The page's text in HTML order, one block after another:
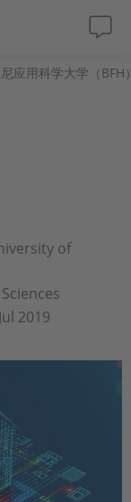
应用科学大学（BFH
of
2019